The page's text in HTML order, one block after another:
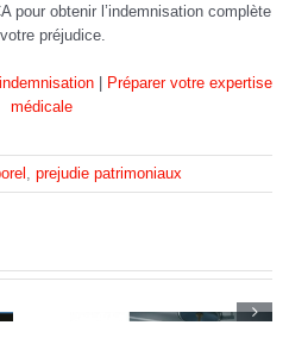
pour obtenir l’indemnisation complète
préjudice.
Préparer votre expertise
médicale
prejudie patrimoniaux
Accident